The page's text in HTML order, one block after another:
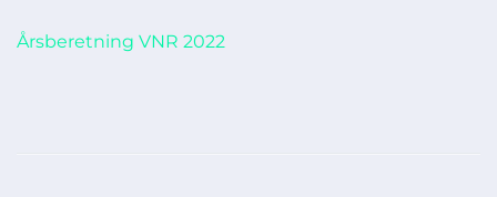
Årsberetning VNR 2022